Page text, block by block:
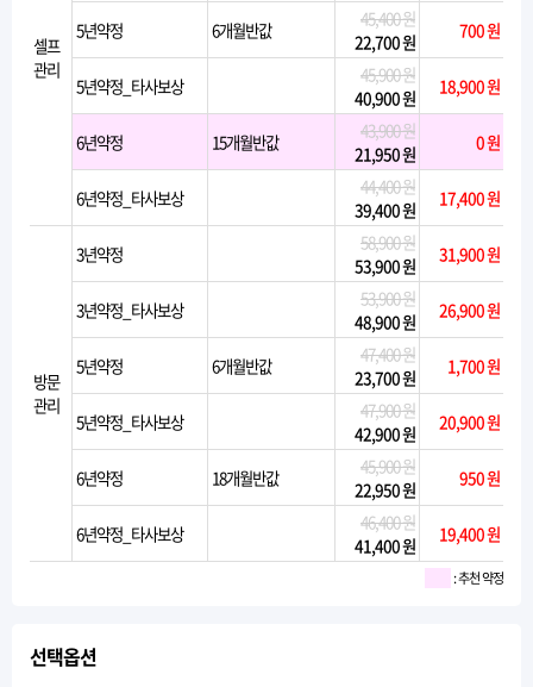
셀프
관리
5년약정 6개월반값
45,400 원
22,700 원
700 원
5년약정_타사보상
45,900 원
40,900 원
18,900 원
6년약정 15개월반값
43,900 원
21,950 원
0 원
6년약정_타사보상
44,400 원
39,400 원
17,400 원
방문
관리
3년약정
58,900 원
53,900 원
31,900 원
3년약정_타사보상
53,900 원
48,900 원
26,900 원
5년약정 6개월반값
47,400 원
23,700 원
1,700 원
5년약정_타사보상
47,900 원
42,900 원
20,900 원
6년약정 18개월반값
45,900 원
22,950 원
950 원
6년약정_타사보상
46,400 원
41,400 원
19,400 원
: 추천 약정
선택옵션